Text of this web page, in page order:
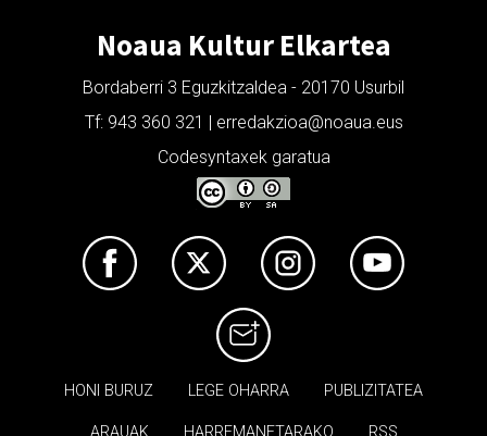
Noaua Kultur Elkartea
Bordaberri 3 Eguzkitzaldea - 20170 Usurbil
Tf: 943 360 321 | erredakzioa@noaua.eus
Codesyntaxek garatua
HONI BURUZ LEGE OHARRA PUBLIZITATEA
ARAUAK HARREMANETARAKO RSS